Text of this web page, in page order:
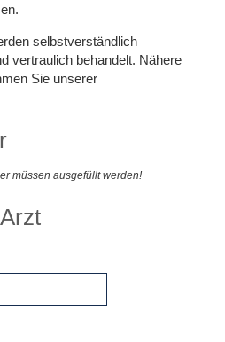
selbstverständlich
vertraulich behandelt. Nähere
Sie unserer
müssen ausgefüllt werden!